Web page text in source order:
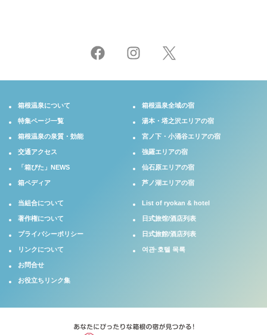
箱根温泉について
特集ページ一覧
箱根温泉の泉質・効能
交通アクセス
「箱ぴた」NEWS
箱ペディア
箱根温泉全域の宿
湯本・塔之沢エリアの宿
宮ノ下・小涌谷エリアの宿
強羅エリアの宿
仙石原エリアの宿
芦ノ湖エリアの宿
当組合について
著作権について
プライバシーポリシー
リンクについて
お問合せ
お役立ちリンク集
List of ryokan & hotel
日式旅馆/酒店列表
日式旅館/酒店列表
여관·호텔 목록